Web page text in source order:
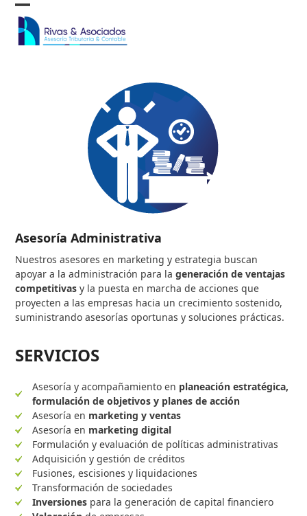
Skip
content
Open
mobile
Close
mobile
Asesoría Administrativa
Nuestros asesores en marketing y estrategia buscan
apoyar a la administración para lageneración de ventajas
competitivas y la puesta en marcha de acciones que
proyecten a las empresas hacia un crecimiento sostenido,
suministrando asesorías oportunas y soluciones prácticas.
SERVICIOS
Asesoría y acompañamiento en planeación estratégica,
formulación de objetivos y planes de acción
Asesoría en marketing y ventas
Asesoría en marketing digital
Formulación y evaluación de políticas administrativas
Adquisición y gestión de créditos
Fusiones, escisiones y liquidaciones
Transformación de sociedades
Inversiones para la generación de capital financiero